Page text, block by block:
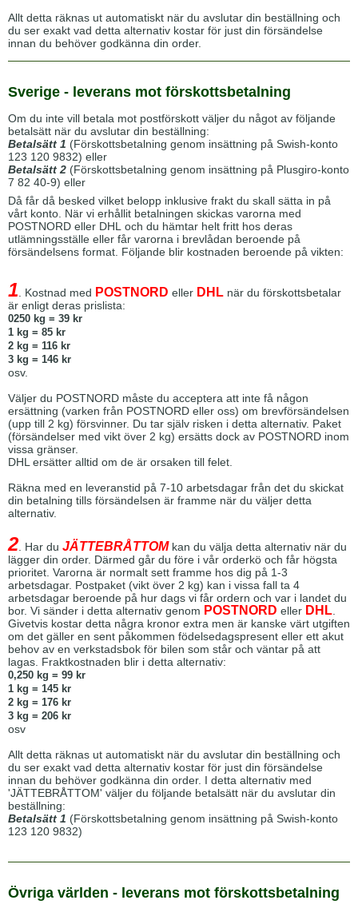
Allt detta räknas ut automatiskt när du avslutar din beställning och
du ser exakt vad detta alternativ kostar för just din försändelse
innan du behöver godkänna din order.
Sverige - leverans mot förskottsbetalning
Om du inte vill betala mot postförskott väljer du något av följande
betalsätt när du avslutar din beställning:
Betalsätt 1 (Förskottsbetalning genom insättning på Swish-konto
123 120 9832) eller
Betalsätt 2 (Förskottsbetalning genom insättning på Plusgiro-konto
7 82 40-9) eller
Då får då besked vilket belopp inklusive frakt du skall sätta in på
vårt konto. När vi erhållit betalningen skickas varorna med
POSTNORD eller DHL och du hämtar helt fritt hos deras
utlämningsställe eller får varorna i brevlådan beroende på
försändelsens format. Följande blir kostnaden beroende på vikten:
1 . Kostnad med POSTNORD eller DHL när du förskottsbetalar
är enligt deras prislista:
0250 kg = 39 kr
1 kg = 85 kr
2 kg = 116 kr
3 kg = 146 kr
osv.
Väljer du POSTNORD måste du acceptera att inte få någon
ersättning (varken från POSTNORD eller oss) om brevförsändelsen
(upp till 2 kg) försvinner. Du tar själv risken i detta alternativ. Paket
(försändelser med vikt över 2 kg) ersätts dock av POSTNORD inom
vissa gränser.
DHL ersätter alltid om de är orsaken till felet.
Räkna med en leveranstid på 7-10 arbetsdagar från det du skickat
din betalning tills försändelsen är framme när du väljer detta
alternativ.
2 . Har du JÄTTEBRÅTTOM kan du välja detta alternativ när du
lägger din order. Därmed går du före i vår orderkö och får högsta
prioritet. Varorna är normalt sett framme hos dig på 1-3
arbetsdagar. Postpaket (vikt över 2 kg) kan i vissa fall ta 4
arbetsdagar beroende på hur dags vi får ordern och var i landet du
bor. Vi sänder i detta alternativ genom POSTNORD eller DHL
Givetvis kostar detta några kronor extra men är kanske värt utgiften
om det gäller en sent påkommen födelsedagspresent eller ett akut
behov av en verkstadsbok för bilen som står och väntar på att
lagas. Fraktkostnaden blir i detta alternativ:
0,250 kg = 99 kr
1 kg = 145 kr
2 kg = 176 kr
3 kg = 206 kr
osv
Allt detta räknas ut automatiskt när du avslutar din beställning och
du ser exakt vad detta alternativ kostar för just din försändelse
innan du behöver godkänna din order. I detta alternativ med
'JÄTTEBRÅTTOM' väljer du följande betalsätt när du avslutar din
beställning:
Betalsätt 1 (Förskottsbetalning genom insättning på Swish-konto
123 120 9832)
Övriga världen - leverans mot förskottsbetalning